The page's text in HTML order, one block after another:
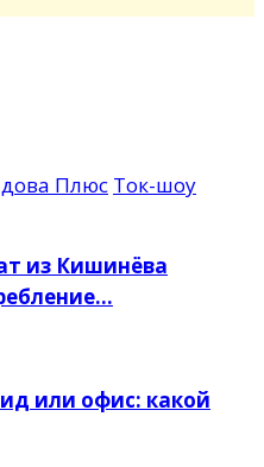
Плюс Ток-шоу
из Кишинёва
или офис: какой